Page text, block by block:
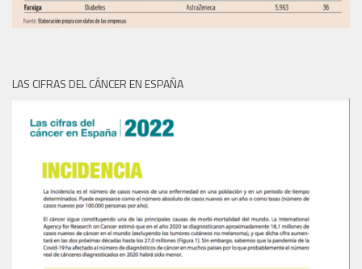
LAS CIFRAS DEL CÁNCER EN ESPAÑA